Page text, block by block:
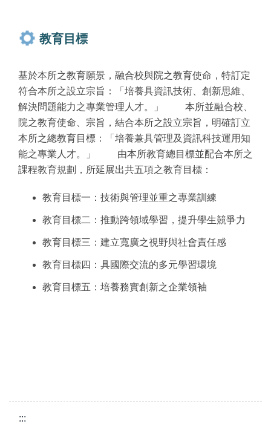
教育目標
基於本所之教育願景，融合校與院之教育使命，特訂定
符合本所之設立宗旨：「培養具資訊技術、創新思維、
解決問題能力之專業管理人才。」 本所並融合校、
院之教育使命、宗旨，結合本所之設立宗旨，明確訂立
本所之總教育目標：「培養兼具管理及資訊科技運用知
能之專業人才。」 由本所教育總目標並配合本所之
課程教育規劃，所延展出共五項之教育目標：
教育目標一：技術與管理並重之專業訓練
教育目標二：推動跨領域學習，提升學生競爭力
教育目標三：建立寬廣之視野與社會責任感
教育目標四：具國際交流的多元學習環境
教育目標五：培養務實創新之企業領袖
:::